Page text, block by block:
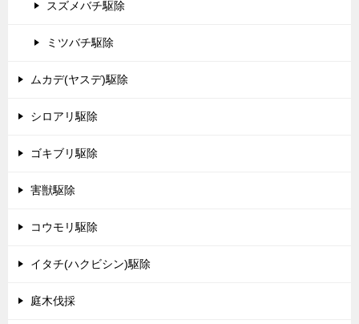
スズメバチ駆除
ミツバチ駆除
ムカデ(ヤスデ)駆除
シロアリ駆除
ゴキブリ駆除
害獣駆除
コウモリ駆除
イタチ(ハクビシン)駆除
庭木伐採